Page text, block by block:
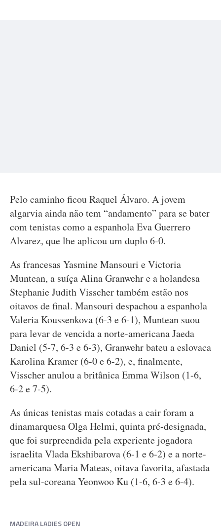
Pelo caminho ficou Raquel Álvaro. A jovem
algarvia ainda não tem “andamento” para se bater
com tenistas como a espanhola Eva Guerrero
Alvarez, que lhe aplicou um duplo 6-0.
As francesas Yasmine Mansouri e Victoria
Muntean, a suíça Alina Granwehr e a holandesa
Stephanie Judith Visscher também estão nos
oitavos de final. Mansouri despachou a espanhola
Valeria Koussenkova (6-3 e 6-1), Muntean suou
para levar de vencida a norte-americana Jaeda
Daniel (5-7, 6-3 e 6-3), Granwehr bateu a eslovaca
Karolina Kramer (6-0 e 6-2), e, finalmente,
Visscher anulou a britânica Emma Wilson (1-6,
6-2 e 7-5).
As únicas tenistas mais cotadas a cair foram a
dinamarquesa Olga Helmi, quinta pré-designada,
que foi surpreendida pela experiente jogadora
israelita Vlada Ekshibarova (6-1 e 6-2) e a norte-
americana Maria Mateas, oitava favorita, afastada
pela sul-coreana Yeonwoo Ku (1-6, 6-3 e 6-4).
MADEIRA LADIES OPEN